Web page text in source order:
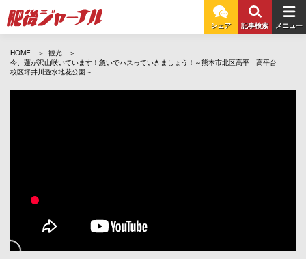
シェア 記事検索 メニュー
HOME
観光
今、蓮が沢山咲いています！急いでハスっていきましょう！～熊本市北区高平 高平台
校区坪井川遊水地花公園～